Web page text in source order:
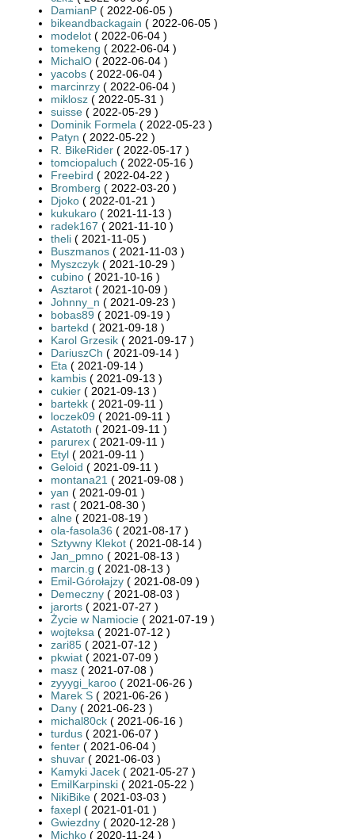
DamianP ( 2022-06-05 )
bikeandbackagain ( 2022-06-05 )
modelot ( 2022-06-04 )
tomekeng ( 2022-06-04 )
MichalO ( 2022-06-04 )
yacobs ( 2022-06-04 )
marcinrzy ( 2022-06-04 )
miklosz ( 2022-05-31 )
suisse ( 2022-05-29 )
Dominik Formela ( 2022-05-23 )
Patyn ( 2022-05-22 )
R. BikeRider ( 2022-05-17 )
tomciopaluch ( 2022-05-16 )
Freebird ( 2022-04-22 )
Bromberg ( 2022-03-20 )
Djoko ( 2022-01-21 )
kukukaro ( 2021-11-13 )
radek167 ( 2021-11-10 )
theli ( 2021-11-05 )
Buszmanos ( 2021-11-03 )
Myszczyk ( 2021-10-29 )
cubino ( 2021-10-16 )
Asztarot ( 2021-10-09 )
Johnny_n ( 2021-09-23 )
bobas89 ( 2021-09-19 )
bartekd ( 2021-09-18 )
Karol Grzesik ( 2021-09-17 )
DariuszCh ( 2021-09-14 )
Eta ( 2021-09-14 )
kambis ( 2021-09-13 )
cukier ( 2021-09-13 )
bartekk ( 2021-09-11 )
loczek09 ( 2021-09-11 )
Astatoth ( 2021-09-11 )
parurex ( 2021-09-11 )
Etyl ( 2021-09-11 )
Geloid ( 2021-09-11 )
montana21 ( 2021-09-08 )
yan ( 2021-09-01 )
rast ( 2021-08-30 )
alne ( 2021-08-19 )
ola-fasola36 ( 2021-08-17 )
Sztywny Klekot ( 2021-08-14 )
Jan_pmno ( 2021-08-13 )
marcin.g ( 2021-08-13 )
Emil-Górołajzy ( 2021-08-09 )
Demeczny ( 2021-08-03 )
jarorts ( 2021-07-27 )
Życie w Namiocie ( 2021-07-19 )
wojteksa ( 2021-07-12 )
zari85 ( 2021-07-12 )
pkwiat ( 2021-07-09 )
masz ( 2021-07-08 )
zyyygi_karoo ( 2021-06-26 )
Marek S ( 2021-06-26 )
Dany ( 2021-06-23 )
michal80ck ( 2021-06-16 )
turdus ( 2021-06-07 )
fenter ( 2021-06-04 )
shuvar ( 2021-06-03 )
Kamyki Jacek ( 2021-05-27 )
EmilKarpinski ( 2021-05-22 )
NikiBike ( 2021-03-03 )
faxepl ( 2021-01-01 )
Gwiezdny ( 2020-12-28 )
Michko ( 2020-11-24 )